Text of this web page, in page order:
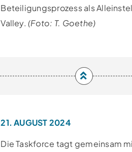
Beteiligungsprozess als
Valley.(Foto: T. Goethe)
21. AUGUST 2024
Die Taskforce tagt gemeinsam